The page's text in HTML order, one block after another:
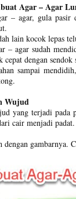
Agar – Agar
– agar, gula
lain kocok lepas
– agar sudah
cepat dengan sendok
sampai
Wujud
yang terjadi pada
cair menjadi padat.
dengan gambarnya.